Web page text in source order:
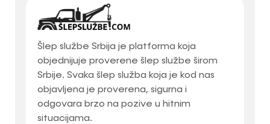
Šlep službe Srbija je platforma koja
objednijuje proverene šlep službe širom
Srbije. Svaka šlep služba koja je kod nas
objavljena je proverena, sigurna i
odgovara brzo na pozive u hitnim
situacijama.